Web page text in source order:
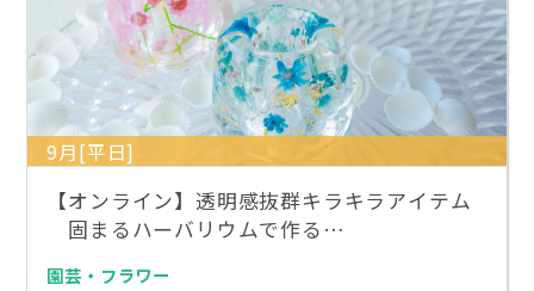
9月[平日]
【オンライン】透明感抜群キラキラアイテム
固まるハーバリウムで作る…
園芸・フラワー